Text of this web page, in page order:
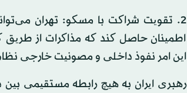
2. تقویت شراکت با مسکو: تهران
اطمینان حاصل کند که مذاکرات از
این امر نفوذ داخلی و مصونیت خارجی
رهبری ایران به هیچ رابطه مستقیمی بین